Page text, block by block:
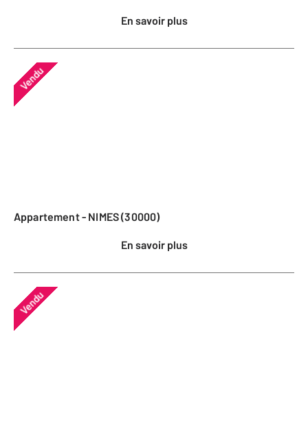
En savoir plus
Vendu
Appartement - NIMES (30000)
En savoir plus
Vendu